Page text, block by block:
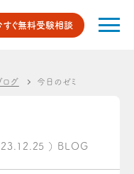
すぐ無料受験相談
ログ 今日のゼミ
） BLOG